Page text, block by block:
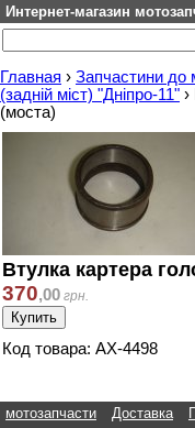
Интернет-магазин
Главная › Запчастини до
(задній міст) "Дніпро-11" ›
(моста)
Втулка картера
370,00 грн.
Код товара: АХ-4498
мотозапчасти Доставка